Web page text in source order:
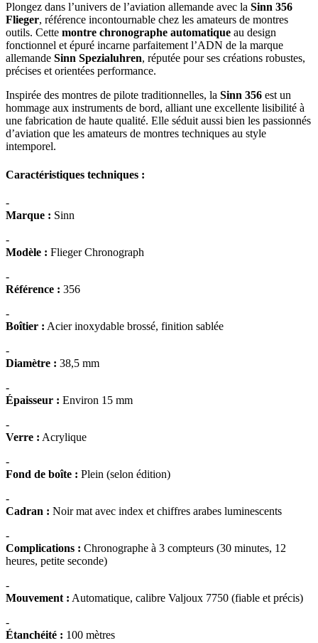
Plongez dans l’univers de l’aviation allemande avec la Sinn 356
Flieger, référence incontournable chez les amateurs de montres
outils. Cette montre chronographe automatique au design
fonctionnel et épuré incarne parfaitement l’ADN de la marque
allemande Sinn Spezialuhren, réputée pour ses créations robustes,
précises et orientées performance.
Inspirée des montres de pilote traditionnelles, la Sinn 356 est un
hommage aux instruments de bord, alliant une excellente lisibilité à
une fabrication de haute qualité. Elle séduit aussi bien les passionnés
d’aviation que les amateurs de montres techniques au style
intemporel.
Caractéristiques techniques :
-
Marque : Sinn
-
Modèle : Flieger Chronograph
-
Référence : 356
-
Boîtier : Acier inoxydable brossé, finition sablée
-
Diamètre : 38,5 mm
-
Épaisseur : Environ 15 mm
-
Verre : Acrylique
-
Fond de boîte : Plein (selon édition)
-
Cadran : Noir mat avec index et chiffres arabes luminescents
-
Complications : Chronographe à 3 compteurs (30 minutes, 12
heures, petite seconde)
-
Mouvement : Automatique, calibre Valjoux 7750 (fiable et précis)
-
Étanchéité : 100 mètres